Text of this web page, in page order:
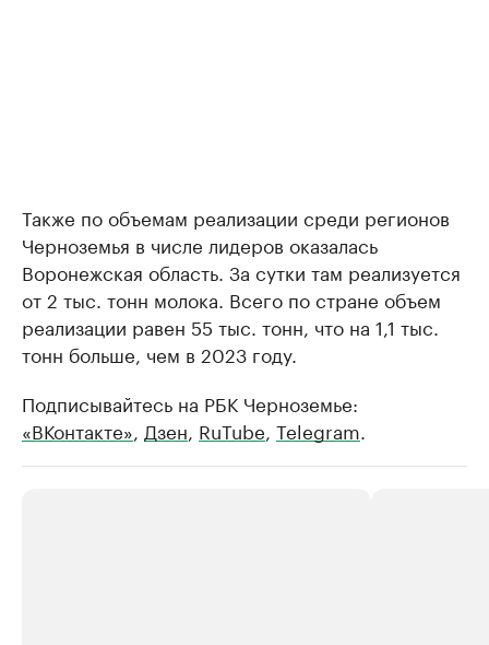
Также по объемам реализации среди регионов
Черноземья в числе лидеров оказалась
Воронежская область. За сутки там реализуется
от 2 тыс. тонн молока. Всего по стране объем
реализации равен 55 тыс. тонн, что на 1,1 тыс.
тонн больше, чем в 2023 году.
Подписывайтесь на РБК Черноземье:
«ВКонтакте», Дзен, RuTube, Telegram.